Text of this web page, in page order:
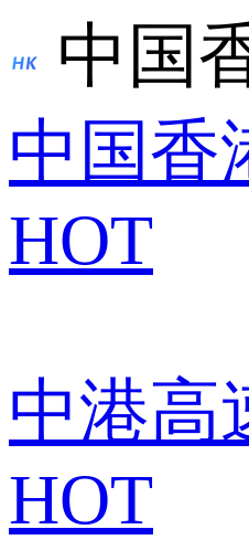
中国
中国香
HOT
中港高
HOT